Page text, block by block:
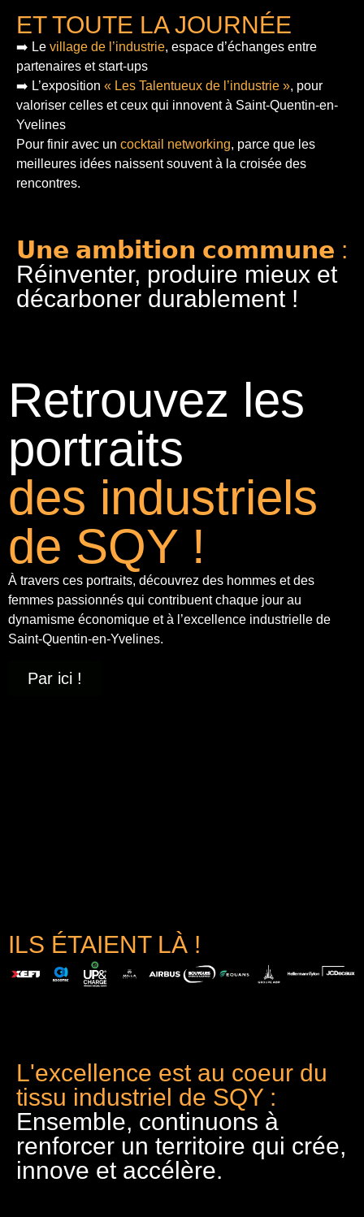
ET TOUTE LA JOURNÉE
➡️ Le village de l’industrie, espace d’échanges entre
partenaires et start-ups
➡️ L’exposition « Les Talentueux de l’industrie », pour
valoriser celles et ceux qui innovent à Saint-Quentin-en-
Yvelines
Pour finir avec un cocktail networking, parce que les
meilleures idées naissent souvent à la croisée des
rencontres.
𝗨𝗻𝗲 𝗮𝗺𝗯𝗶𝘁𝗶𝗼𝗻 𝗰𝗼𝗺𝗺𝘂𝗻𝗲 :
Réinventer, produire mieux et
décarboner durablement !
Retrouvez les
portraits
des industriels
de SQY !
À travers ces portraits, découvrez des hommes et des
femmes passionnés qui contribuent chaque jour au
dynamisme économique et à l’excellence industrielle de
Saint-Quentin-en-Yvelines.
Par ici !
ILS ÉTAIENT LÀ !
L'excellence est au coeur du
tissu industriel de SQY :
Ensemble, continuons à
renforcer un territoire qui crée,
innove et accélère.